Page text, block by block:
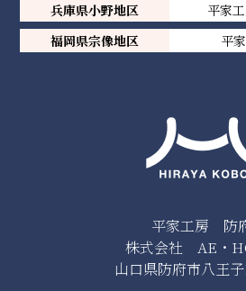
平家工房 防
株式会社 AE・
山口県防府市八王子
兵庫県小野地区
平家
福岡県宗像地区
平